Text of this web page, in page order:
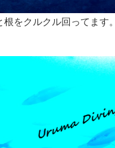
をクルクル回ってます。